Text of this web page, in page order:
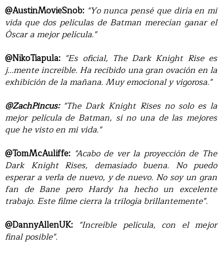
@AustinMovieSnob: "Yo nunca pensé que diría en mi
vida que dos películas de Batman merecían ganar el
Óscar a mejor película."
@NikoTiapula: "Es oficial, The Dark Knight Rise es
j...mente increíble. Ha recibido una gran ovación en la
exhibición de la mañana. Muy emocional y vigorosa."
@ZachPincus: "The Dark Knight Rises no solo es la
mejor película de Batman, si no una de las mejores
que he visto en mi vida."
@TomMcAuliffe: "Acabo de ver la proyección de The
Dark Knight Rises, demasiado buena. No puedo
esperar a verla de nuevo, y de nuevo. No soy un gran
fan de Bane pero Hardy ha hecho un excelente
trabajo. Este filme cierra la trilogía brillantemente".
@DannyAllenUK: "Increíble película, con el mejor
final posible".